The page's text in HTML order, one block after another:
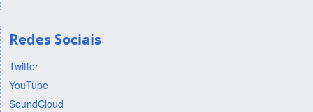
Redes Sociais
Twitter
YouTube
SoundCloud